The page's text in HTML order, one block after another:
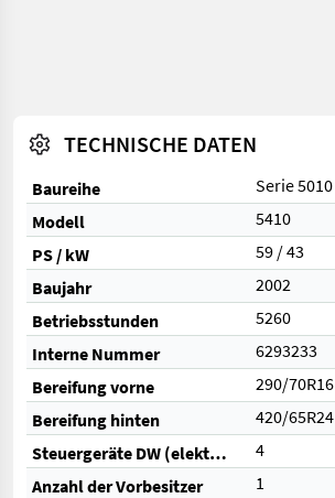
TECHNISCHE DATEN
Baureihe
Serie 5010
Modell
5410
PS / kW
59 / 43
Baujahr
2002
Betriebsstunden
5260
Interne Nummer
6293233
Bereifung vorne
290/70R16
Bereifung hinten
420/65R24
Steuergeräte DW (elektrisch)
4
Anzahl der Vorbesitzer
1